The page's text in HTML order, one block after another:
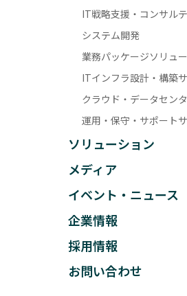
IT戦略支援・コンサル
システム開発
業務パッケージソリュ
ITインフラ設計・構築
クラウド・データセン
運用・保守・サポート
ソリューション
メディア
イベント・ニュース
企業情報
採用情報
お問い合わせ